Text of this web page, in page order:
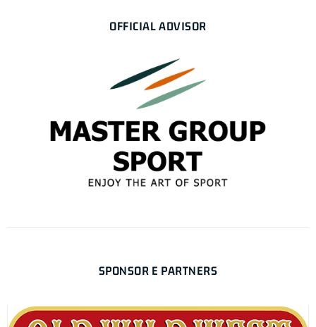
OFFICIAL ADVISOR
SPONSOR E PARTNERS